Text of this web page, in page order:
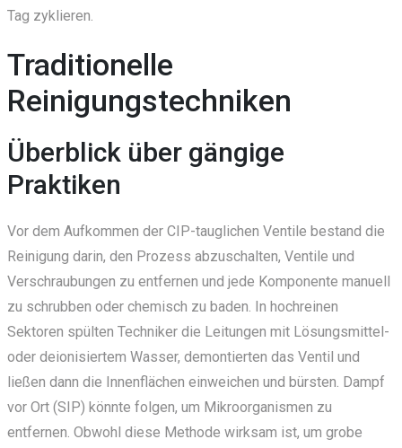
Tag zyklieren.
Traditionelle
Reinigungstechniken
Überblick über gängige
Praktiken
Vor dem Aufkommen der CIP-tauglichen Ventile bestand die
Reinigung darin, den Prozess abzuschalten, Ventile und
Verschraubungen zu entfernen und jede Komponente manuell
zu schrubben oder chemisch zu baden. In hochreinen
Sektoren spülten Techniker die Leitungen mit Lösungsmittel-
oder deionisiertem Wasser, demontierten das Ventil und
ließen dann die Innenflächen einweichen und bürsten. Dampf
vor Ort (SIP) könnte folgen, um Mikroorganismen zu
entfernen. Obwohl diese Methode wirksam ist, um grobe